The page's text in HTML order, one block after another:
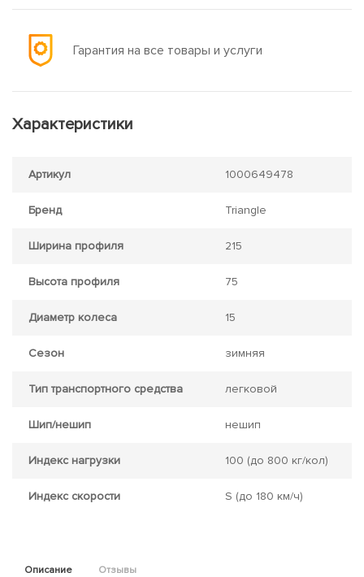
Гарантия на все товары и услуги
Характеристики
Артикул 1000649478
Бренд Triangle
Ширина профиля 215
Высота профиля 75
Диаметр колеса 15
Сезон зимняя
Тип транспортного средства легковой
Шип/нешип нешип
Индекс нагрузки 100 (до 800 кг/кол)
Индекс скорости S (до 180 км/ч)
Описание Отзывы